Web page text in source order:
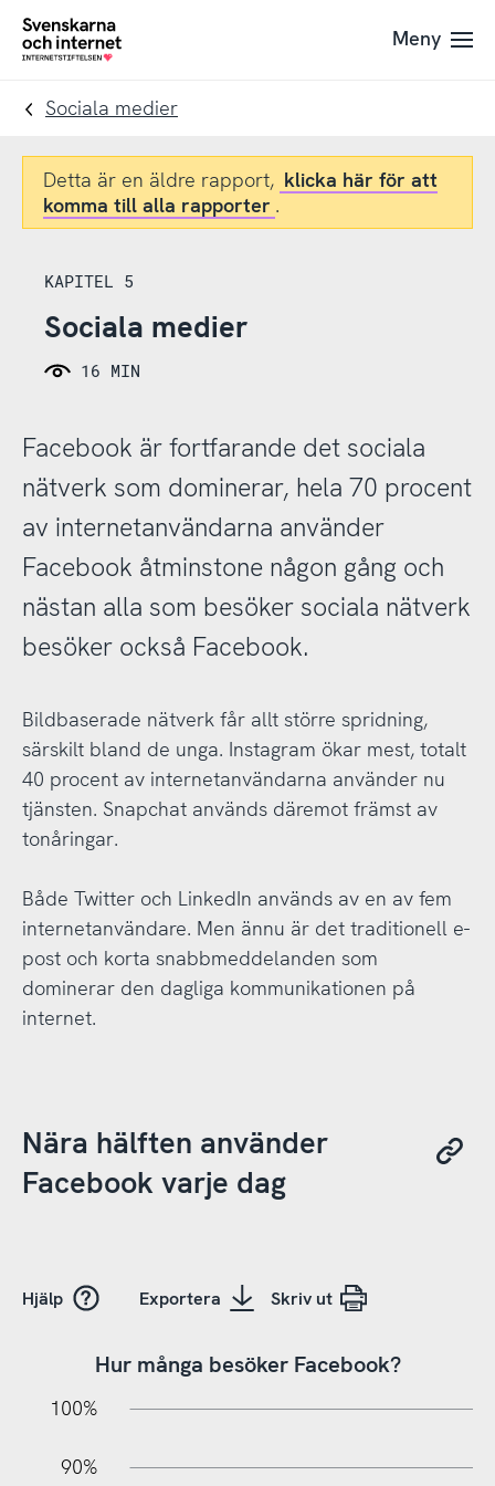
Till
navigation
Till
innehåll
To
Meny
Sociala medier
Detta är en äldre rapport, klicka här för att
komma till alla rapporter .
KAPITEL 5
Sociala medier
16 MIN
Facebook är fortfarande det sociala
nätverk som dominerar, hela 70 procent
av internetanvändarna använder
Facebook åtminstone någon gång och
nästan alla som besöker sociala nätverk
besöker också Facebook.
Bildbaserade nätverk får allt större spridning,
särskilt bland de unga. Instagram ökar mest, totalt
40 procent av internetanvändarna använder nu
tjänsten. Snapchat används däremot främst av
tonåringar.
Både Twitter och LinkedIn används av en av fem
internetanvändare. Men ännu är det traditionell e-
post och korta snabbmeddelanden som
dominerar den dagliga kommunikationen på
internet.
Nära hälften använder
Facebook varje dag
Hjälp Exportera Skriv ut
Hur många besöker Facebook?
100%
90%